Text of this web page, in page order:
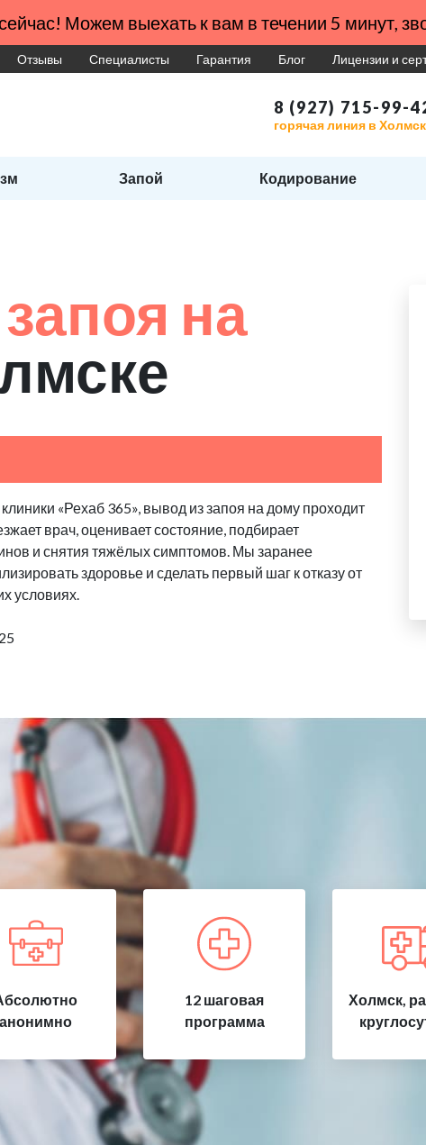
Можем выехать к вам в течении 5 минут,
Отзывы Специалисты Гарантия Блог Лицензии и
8 (927) 715-99-
горячая линия в
Запой Кодирование
на
«Рехаб 365», вывод из запоя на дому проходит
врач, оценивает состояние, подбирает
и снятия тяжёлых симптомов. Мы заранее
здоровье и сделать первый шаг к отказу от
условиях.
анонимно
12 шаговая
программа
Холмск,